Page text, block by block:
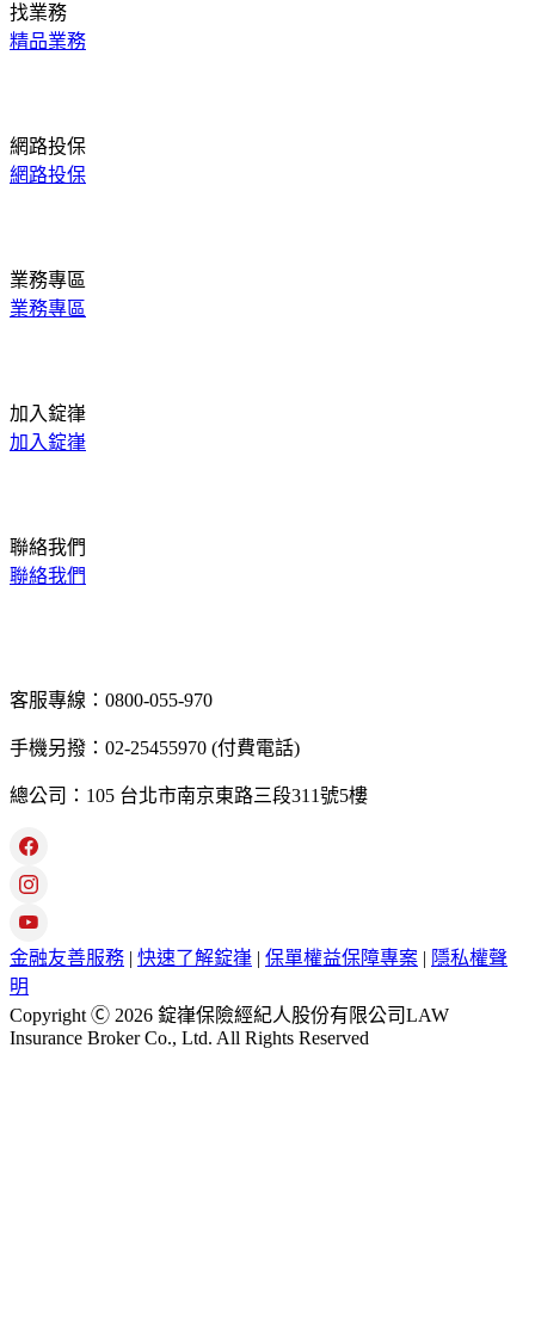
找業務
精品業務
網路投保
網路投保
業務專區
業務專區
加入錠嵂
加入錠嵂
聯絡我們
聯絡我們
客服專線：0800-055-970
手機另撥：02-25455970 (付費電話)
總公司：105 台北市南京東路三段311號5樓
金融友善服務 | 快速了解錠嵂 | 保單權益保障專案 | 隱私權聲
明
Copyright Ⓒ 2026 錠嵂保險經紀人股份有限公司LAW
Insurance Broker Co., Ltd. All Rights Reserved